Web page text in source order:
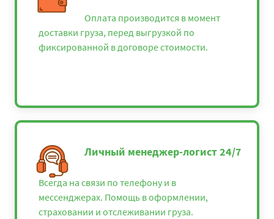
Оплата производится в момент
доставки груза, перед выгрузкой по
фиксированной в договоре стоимости.
Личный менеджер-логист 24/7
Всегда на связи по телефону и в
мессенджерах. Помощь в оформлении,
страховании и отслеживании груза.